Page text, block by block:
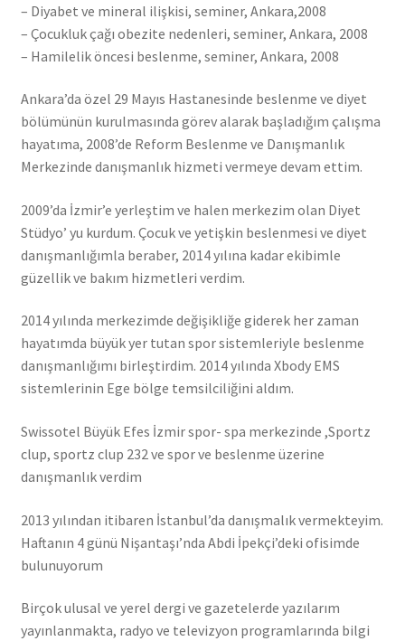
– Diyabet ve mineral ilişkisi, seminer, Ankara,2008
– Çocukluk çağı obezite nedenleri, seminer, Ankara, 2008
– Hamilelik öncesi beslenme, seminer, Ankara, 2008
Ankara’da özel 29 Mayıs Hastanesinde beslenme ve diyet
bölümünün kurulmasında görev alarak başladığım çalışma
hayatıma, 2008’de Reform Beslenme ve Danışmanlık
Merkezinde danışmanlık hizmeti vermeye devam ettim.
2009’da İzmir’e yerleştim ve halen merkezim olan Diyet
Stüdyo’ yu kurdum. Çocuk ve yetişkin beslenmesi ve diyet
danışmanlığımla beraber, 2014 yılına kadar ekibimle
güzellik ve bakım hizmetleri verdim.
2014 yılında merkezimde değişikliğe giderek her zaman
hayatımda büyük yer tutan spor sistemleriyle beslenme
danışmanlığımı birleştirdim. 2014 yılında Xbody EMS
sistemlerinin Ege bölge temsilciliğini aldım.
Swissotel Büyük Efes İzmir spor- spa merkezinde ,Sportz
clup, sportz clup 232 ve spor ve beslenme üzerine
danışmanlık verdim
2013 yılından itibaren İstanbul’da danışmalık vermekteyim.
Haftanın 4 günü Nişantaşı’nda Abdi İpekçi’deki ofisimde
bulunuyorum
Birçok ulusal ve yerel dergi ve gazetelerde yazılarım
yayınlanmakta, radyo ve televizyon programlarında bilgi